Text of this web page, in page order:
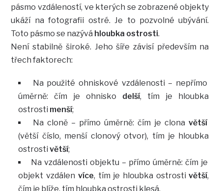
pásmo vzdáleností, ve kterých se zobrazené objekty
ukáží na fotografii ostré. Je to pozvolné ubývání.
Toto pásmo se nazývá hloubka ostrosti.
Není stabilně široké. Jeho šíře závisí především na
třech faktorech:
Na použité ohniskové vzdálenosti – nepřímo
úměrně: čím je ohnisko delší, tím je hloubka
ostrosti menší;
Na cloně – přímo úměrně: čím je clona větší
(větší číslo, menší clonový otvor), tím je hloubka
ostrostivětší;
Na vzdálenosti objektu – přímo úměrně: čím je
objekt vzdálen více, tím je hloubka ostrostivětší,
čím je blíže, tím hloubka ostrosti klesá.